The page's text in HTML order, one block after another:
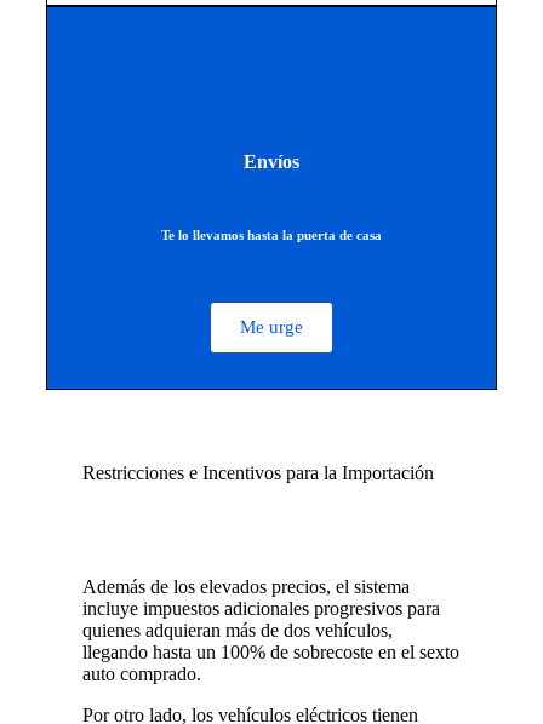
Envíos
Te lo llevamos hasta la puerta de casa
Me urge
Restricciones e Incentivos para la Importación
Además de los elevados precios, el sistema
incluye impuestos adicionales progresivos para
quienes adquieran más de dos vehículos,
llegando hasta un 100% de sobrecoste en el sexto
auto comprado.
Por otro lado, los vehículos eléctricos tienen